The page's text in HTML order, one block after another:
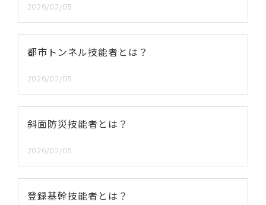
2026/02/05
都市トンネル技能者とは？
2026/02/05
斜面防災技能者とは？
2026/02/05
登録基幹技能者とは？